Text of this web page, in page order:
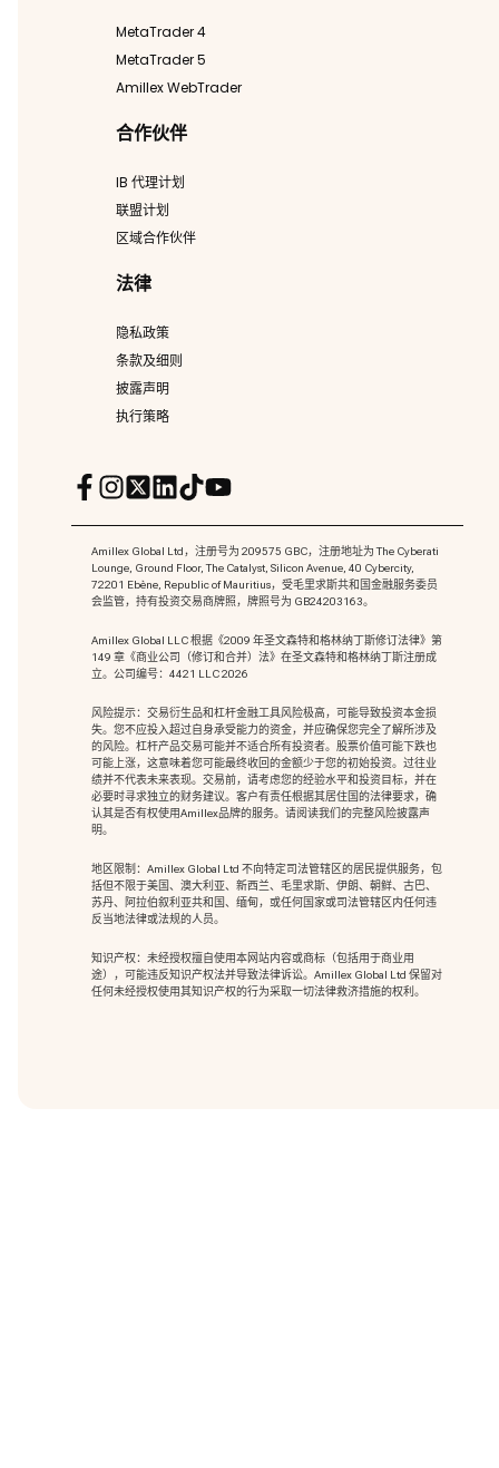
MetaTrader 4
MetaTrader 5
Amillex WebTrader
合作伙伴
IB 代理计划
联盟计划
区域合作伙伴
法律
隐私政策
条款及细则
披露声明
执行策略
Amillex Global Ltd，注册号为 209575 GBC，注册地址为 The Cyberati
Lounge, Ground Floor, The Catalyst, Silicon Avenue, 40 Cybercity,
72201 Ebène, Republic of Mauritius，受毛里求斯共和国金融服务委员
会监管，持有投资交易商牌照，牌照号为 GB24203163。
Amillex Global LLC 根据《2009 年圣文森特和格林纳丁斯修订法律》第
149 章《商业公司（修订和合并）法》在圣文森特和格林纳丁斯注册成
立。公司编号：4421 LLC 2026
风险提示：交易衍生品和杠杆金融工具风险极高，可能导致投资本金损
失。您不应投入超过自身承受能力的资金，并应确保您完全了解所涉及
的风险。杠杆产品交易可能并不适合所有投资者。股票价值可能下跌也
可能上涨，这意味着您可能最终收回的金额少于您的初始投资。过往业
绩并不代表未来表现。交易前，请考虑您的经验水平和投资目标，并在
必要时寻求独立的财务建议。客户有责任根据其居住国的法律要求，确
认其是否有权使用Amillex品牌的服务。请阅读我们的完整风险披露声
明。
地区限制：Amillex Global Ltd 不向特定司法管辖区的居民提供服务，包
括但不限于美国、澳大利亚、新西兰、毛里求斯、伊朗、朝鲜、古巴、
苏丹、阿拉伯叙利亚共和国、缅甸，或任何国家或司法管辖区内任何违
反当地法律或法规的人员。
知识产权：未经授权擅自使用本网站内容或商标（包括用于商业用
途），可能违反知识产权法并导致法律诉讼。Amillex Global Ltd 保留对
任何未经授权使用其知识产权的行为采取一切法律救济措施的权利。